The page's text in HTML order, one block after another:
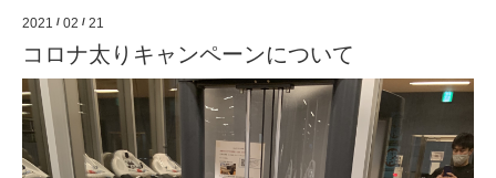
2021 / 02 / 21
コロナ太りキャンペーンについて